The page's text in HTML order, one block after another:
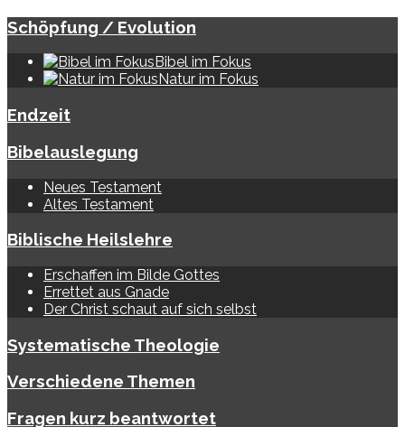
Schöpfung / Evolution
Bibel im Fokus
Natur im Fokus
Endzeit
Bibelauslegung
Neues Testament
Altes Testament
Biblische Heilslehre
Erschaffen im Bilde Gottes
Errettet aus Gnade
Der Christ schaut auf sich selbst
Systematische Theologie
Verschiedene Themen
Fragen kurz beantwortet